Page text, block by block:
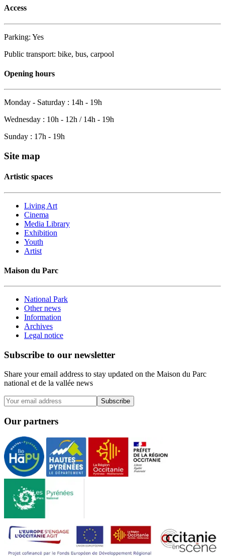
Access
Parking: Yes
Public transport: bike, bus, carpool
Opening hours
Monday - Saturday : 14h - 19h
Wednesday : 10h - 12h / 14h - 19h
Sunday : 17h - 19h
Site map
Artistic spaces
Living Art
Cinema
Media Library
Exhibition
Youth
Artist
Maison du Parc
National Park
Other news
Information
Archives
Legal notice
Subscribe to our newsletter
Share your email address to stay updated on the Maison du Parc
national et de la vallée news
Subscribe
Our partners